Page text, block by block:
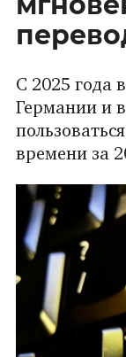
С 2025 года
Германии и
времени за